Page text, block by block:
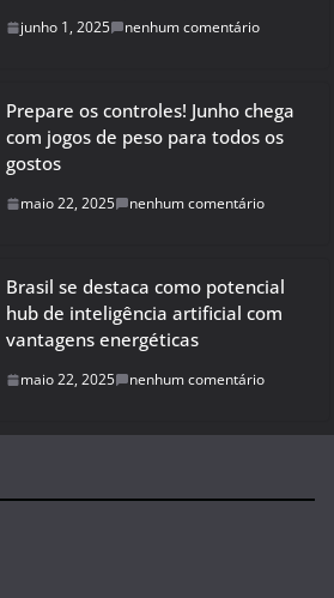
junho 1, 2025 nenhum comentário
Prepare os controles! Junho chega
com jogos de peso para todos os
gostos
maio 22, 2025 nenhum comentário
Brasil se destaca como potencial
hub de inteligência artificial com
vantagens energéticas
maio 22, 2025 nenhum comentário